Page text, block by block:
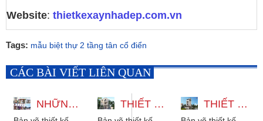
Website: thietkexaynhadep.com.vn
Tags: mẫu biệt thự 2 tầng tân cổ điển
CÁC BÀI VIẾT LIÊN QUAN
NHỮNG MẪU BIỆT THỰ 3 TẦNG ĐẸP ĐA DẠNG PHONG CÁCH THIẾT KẾ MẪU BIỆT THỰ 3 TẦNG CÓ THANG MÁY 12X22M THIẾT KẾ BIỆT THỰ 3 TẦNG 1 TUM HIỆN ĐẠI CÓ THANG MÁY VÀ HẦM